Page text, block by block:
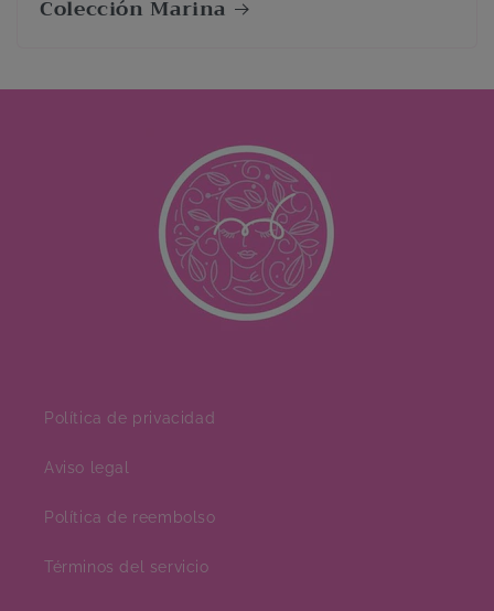
Colección Marina
Política de privacidad
Aviso legal
Política de reembolso
Términos del servicio